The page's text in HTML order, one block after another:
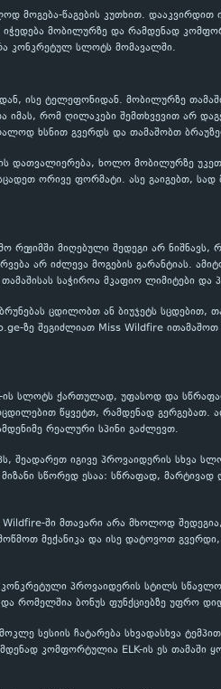
მოგება-წაგების კუთხით. დააკვირდით
მობილურზე და რამდენად
კონკრეტულ სლოტს მომავალში.
ისე ტელეფონიდან. მობილურზე
იმას, რომ ღილაკები შემთხვევით არ
ხსნით გვერდს და თამაშობთ
დათვალიერება, ხოლო მობილურზე
ორივე ფორმატი. ასე გაიგებთ, სად
რეჟიმში მიღებული შედეგი არ
არ იძლევა მოგების გარანტიას.
საჭიროა მკაფიო ლიმიტები და
ცდილობთ ან ბიუჯეტს სცდებით,
ზე შეგიძლიათ Miss Wildfire
ის სლოტს ქართულად, უფასოდ და
წყვეტთ, რამდენად გერგებათ.
რეალური სპინი გაძლევთ.
შეადარეთ იგივე პროვაიდერის სხვა
სწორედ ესაა: სწრაფად, მარტივად
ში მთავარი არა მხოლოდ
მექანიკა და ისე დატოვოთ
კონკრეტული პროვაიდერის სტილს
რომელშია ბონუს ფუნქციებზე უფრო
სესიის ჩატარება სხვადასხვა
კომფორტულია ELK-ის ეს თამაში